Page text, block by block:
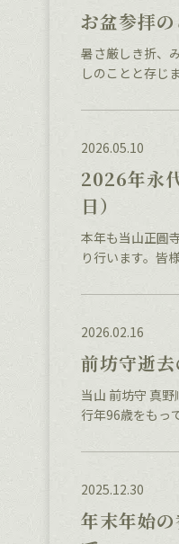
お盆参拝
暑さ厳しき折、
しのことと存じ
ともに手を合わ
場所ごとに、参
2026年永
日）
本年も当山正圓
り行います。皆
東恵深 師 おと
2026.05.10
前坊守逝
当山 前坊守 真野
行年96歳をもっ
上げます。つき
8年2月19日
2026.02.16
年末年始
2025.12.30